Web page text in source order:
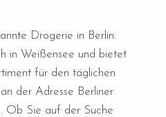
Drogerie in Berlin.
in Weißensee und bietet
für den täglichen
der Adresse Berliner
Ob Sie auf der Suche